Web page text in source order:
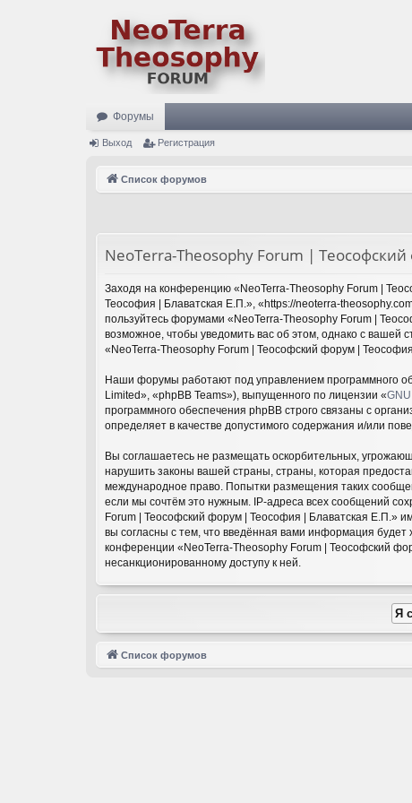
Форумы
Выход Регистрация
Список форумов
NeoTerra-Theosophy Forum |
Заходя на конференцию «NeoTerra-Theosophy Forum |
Теософия | Блаватская Е.П.», «https://neoterra-
пользуйтесь форумами «NeoTerra-Theosophy Forum |
возможное, чтобы уведомить вас об этом, однако с вашей
«NeoTerra-Theosophy Forum | Теософский форум |
Наши форумы работают под управлением программного
Limited», «phpBB Teams»), выпущенного по лицензии «
программного обеспечения phpBB строго связаны с
определяет в качестве допустимого содержания и/или
Вы соглашаетесь не размещать оскорбительных,
нарушить законы вашей страны, страны, которая
международное право. Попытки размещения таких
если мы сочтём это нужным. IP-адреса всех сообщений
Forum | Теософский форум | Теософия | Блаватская Е.П.»
вы согласны с тем, что введённая вами информация
конференции «NeoTerra-Theosophy Forum | Теософский
несанкционированному доступу к ней.
Список форумов